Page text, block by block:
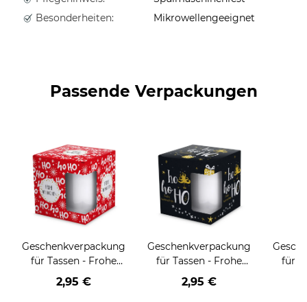
Besonderheiten:
Mikrowellengeeignet
Passende Verpackungen
Geschenkverpackung
für Tassen - Frohe
Weihnachten - HO
HO HO - rot
2,95 €
Geschenkverpackung
für Tassen - Frohe
Weihnachten - HO
HO HO - schwarz
2,95 €
für